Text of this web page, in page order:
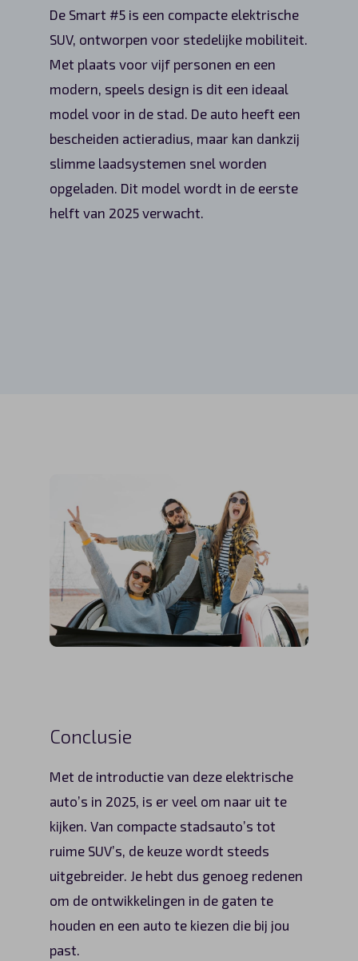
De Smart #5 is een compacte elektrische
SUV, ontworpen voor stedelijke mobiliteit.
Met plaats voor vijf personen en een
modern, speels design is dit een ideaal
model voor in de stad. De auto heeft een
bescheiden actieradius, maar kan dankzij
slimme laadsystemen snel worden
opgeladen. Dit model wordt in de eerste
helft van 2025 verwacht.
Conclusie
Met de introductie van deze elektrische
auto’s in 2025, is er veel om naar uit te
kijken. Van compacte stadsauto’s tot
ruime SUV’s, de keuze wordt steeds
uitgebreider. Je hebt dus genoeg redenen
om de ontwikkelingen in de gaten te
houden en een auto te kiezen die bij jou
past.